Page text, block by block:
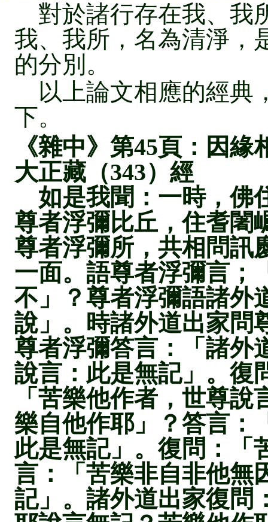
對於諸行存在我、我
我、我所，名為清淨，
的分別。
以上論文相應的經典
下。
《雜中》第45頁：因
大正藏（343）經
如是我聞：一時，佛
尊者浮彌比丘，住耆闍
尊者浮彌所，共相問訊
一面。語尊者浮彌言；
不」？尊者浮彌語諸外
說」。時諸外道出家問
尊者浮彌答言：「諸外
說言：此是無記」。復
「苦樂他作者，世尊
樂自他作耶」？答言：
此是無記」。復問：「
言：「苦樂非自非他無
記」。諸外道出家復問